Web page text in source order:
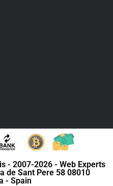
- 2007-2026 - Web Experts
de Sant Pere 58 08010
- Spain